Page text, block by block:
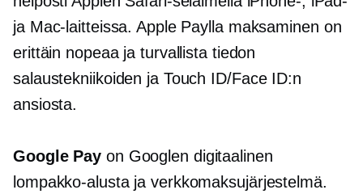
ja Mac-laitteissa. Apple Paylla maksaminen on
erittäin nopeaa ja turvallista tiedon
salaustekniikoiden ja Touch ID/Face ID:n
ansiosta.
Google Pay on Googlen digitaalinen
lompakko-alusta ja verkkomaksujärjestelmä.